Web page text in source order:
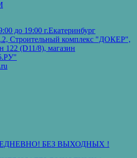
до 19:00 г.Екатеринбург
Строительный комплекс "ДОКЕР",
122 (D11/8), магазин